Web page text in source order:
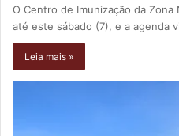
O Centro de Imunização da
até este sábado (7), e a agenda
Leia mais »